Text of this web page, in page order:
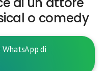
o comedy
di